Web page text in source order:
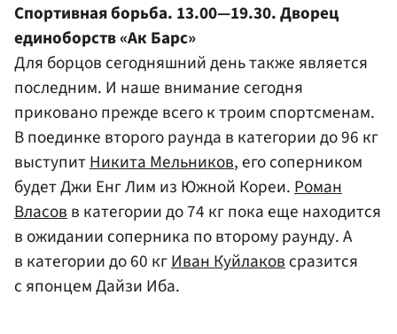
Спортивная борьба. 13.00—19.30. Дворец
единоборств «Ак Барс»
Для борцов сегодняшний день также является
последним. И наше внимание сегодня
приковано прежде всего к троим спортсменам.
В поединке второго раунда в категории до 96 кг
выступитНикита Мельников, его соперником
будет Джи Енг Лим из Южной Кореи.Роман
Власовв категории до 74 кг пока еще находится
в ожидании соперника по второму раунду. А
в категории до 60 кгИван Куйлаковсразится
с японцем Дайзи Иба.